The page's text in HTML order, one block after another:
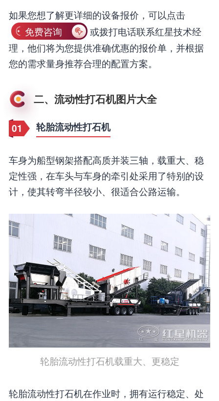
如果您想了解更详细的设备报价，可以点击
免费咨询
或拨打电话联系红星技术经
理，他们将为您提供准确优惠的报价单，并根据
您的需求量身推荐合理的配置方案。
二、流动性打石机图片大全
01 轮胎流动性打石机
车身为船型钢架搭配高质并装三轴，载重大、稳
定性强，在车头与车身的牵引处采用了特别的设
计，使其转弯半径较小、很适合公路运输。
轮胎流动性打石机载重大、更稳定
轮胎流动性打石机在作业时，拥有运行稳定、处